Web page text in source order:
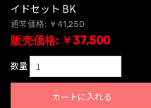
イドセット BK
通常価格: ￥41,250
販売価格: ￥37,500
数量
カートに入れる